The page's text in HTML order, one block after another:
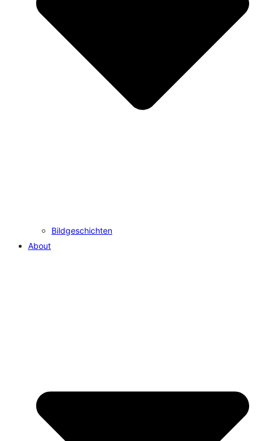
Bildgeschichten
About